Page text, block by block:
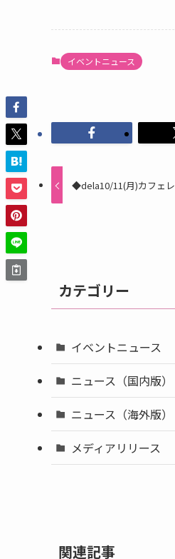
イベントニュース
◆dela10/11(月)カフェ
カテゴリー
イベントニュース
ニュース（国内版）
ニュース（海外版）
メディアリリース
関連記事